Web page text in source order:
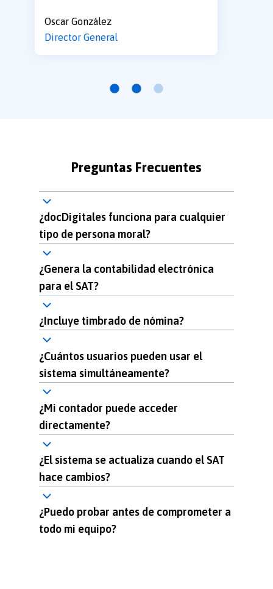
Horacio Díaz
CEO
Preguntas Frecuentes
¿docDigitales funciona para cualquier
tipo de persona moral?
¿Genera la contabilidad electrónica
para el SAT?
¿Incluye timbrado de nómina?
¿Cuántos usuarios pueden usar el
sistema simultáneamente?
¿Mi contador puede acceder
directamente?
¿El sistema se actualiza cuando el SAT
hace cambios?
¿Puedo probar antes de comprometer a
todo mi equipo?